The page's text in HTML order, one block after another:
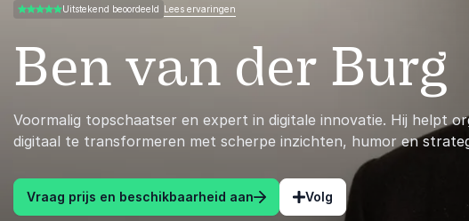
Ben van der Burg
Voormalig topschaatser en expert in digitale innovatie. Hij helpt
digitaal te transformeren met scherpe inzichten, humor en
Vraag prijs en beschikbaarheid aan Volg
5.00 van 5Uitstekend beoordeeld Lees ervaringen